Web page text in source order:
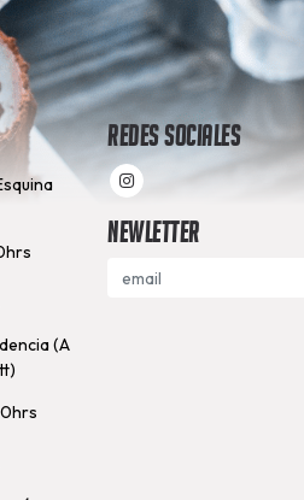
(A
Redes Sociales
Newletter